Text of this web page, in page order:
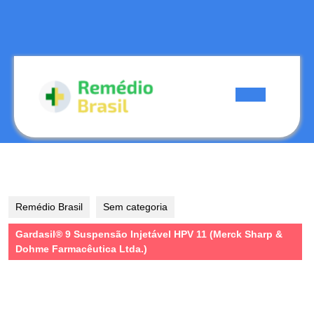
Remédio Brasil Sem categoria
Gardasil® 9 Suspensão Injetável HPV 11 (Merck Sharp &
Dohme Farmacêutica Ltda.)